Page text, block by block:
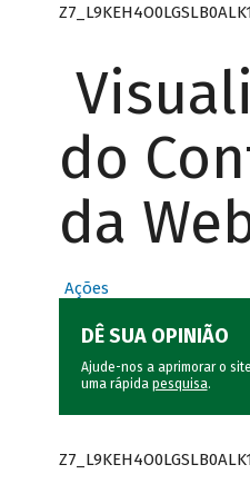
do
da
Ações
DÊ SUA OPINIÃO
Ajude-nos a aprimorar o
uma rápida pesquisa.